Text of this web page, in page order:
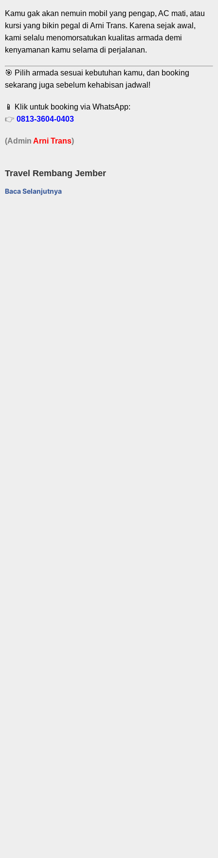
Kamu gak akan nemuin mobil yang pengap, AC mati, atau
kursi yang bikin pegal di Arni Trans. Karena sejak awal,
kami selalu menomorsatukan kualitas armada demi
kenyamanan kamu selama di perjalanan.
🎯 Pilih armada sesuai kebutuhan kamu, dan booking
sekarang juga sebelum kehabisan jadwal!
📱 Klik untuk booking via WhatsApp:
👉 0813-3604-0403
(Admin Arni Trans)
Travel Rembang Jember
Baca Selanjutnya